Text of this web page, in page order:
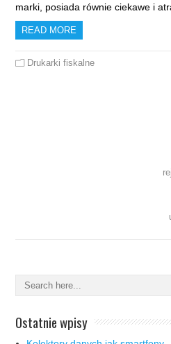
marki, posiada równie ciekawe i
READ MORE
Drukarki fiskalne
Ostatnie wpisy